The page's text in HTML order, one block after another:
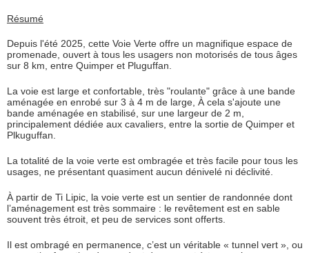
Résumé
Depuis l'été 2025, cette Voie Verte offre un magnifique espace de
promenade, ouvert à tous les usagers non motorisés de tous âges
sur 8 km, entre Quimper et Pluguffan.
La voie est large et confortable, très "roulante" grâce à une bande
aménagée en enrobé sur 3 à 4 m de large, À cela s'ajoute une
bande aménagée en stabilisé, sur une largeur de 2 m,
principalement dédiée aux cavaliers, entre la sortie de Quimper et
Plkuguffan.
La totalité de la voie verte est ombragée et très facile pour tous les
usages, ne présentant quasiment aucun dénivelé ni déclivité.
À partir de Ti Lipic, la voie verte est un sentier de randonnée dont
l’aménagement est très sommaire : le revêtement est en sable
souvent très étroit, et peu de services sont offerts.
Il est ombragé en permanence, c’est un véritable « tunnel vert », ou